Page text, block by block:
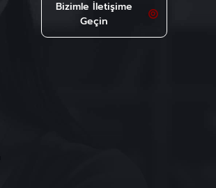
Bizimle İletişime
Geçin